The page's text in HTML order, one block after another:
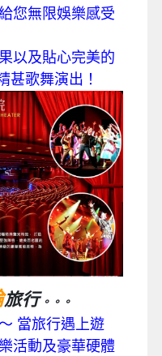
您無限娛樂感受
以及貼心完美的
甚歌舞演出！
旅行。。。
當旅行遇上遊
活動及豪華硬體